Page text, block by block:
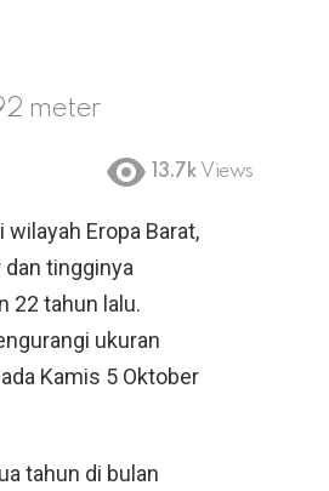
meter
13.7k Views
Eropa Barat,
tingginya
22 tahun lalu.
ukuran
Kamis 5 Oktober
tahun di bulan